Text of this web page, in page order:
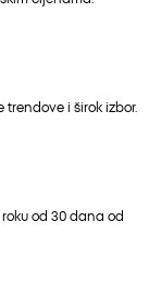
i širok izbor.
od 30 dana od